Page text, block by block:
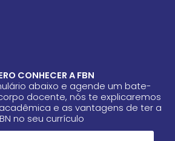
CONHECER A FBN
abaixo e agende um bate-
docente, nós te explicaremos
e as vantagens de ter a
no seu currículo